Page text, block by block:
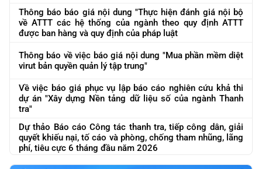
Thông báo báo giá nội dung "Thực hiện đánh giá nội bộ
về ATTT các hệ thống của ngành theo quy định ATTT
được ban hàng và quy định của pháp luật
Thông báo về việc báo giá nội dung "Mua phần mềm diệt
virut bản quyền quản lý tập trung"
Về việc báo giá phục vụ lập báo cáo nghiên cứu khả thi
dự án "Xây dựng Nền tảng dữ liệu số của ngành Thanh
tra"
Dự thảo Báo cáo Công tác thanh tra, tiếp công dân, giải
quyết khiếu nại, tố cáo và phòng, chống tham nhũng, lãng
phí, tiêu cực 6 tháng đầu năm 2026